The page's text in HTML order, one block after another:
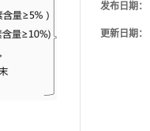
发布日期：
更新日期：